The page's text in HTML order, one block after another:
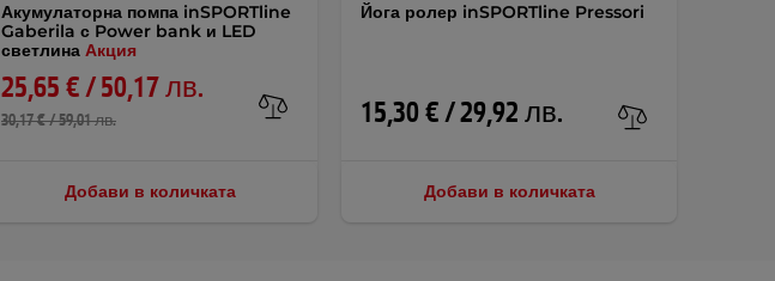
Акумулаторна помпа inSPORTline
Gaberila с Power bank и LED
светлина Акция
25,65 € / 50,17 лв.
30,17 € / 59,01 лв.
Добави в количката
Йога ролер inSPORTline Pressori
15,30 € / 29,92 лв.
Добави в количката